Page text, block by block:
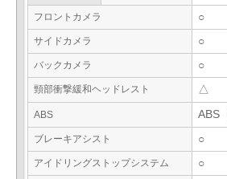
フロントカメラ ○
サイドカメラ ○
バックカメラ ○
頸部衝撃緩和ヘッドレスト △
ABS ABS
ブレーキアシスト ○
アイドリングストップシステム ○